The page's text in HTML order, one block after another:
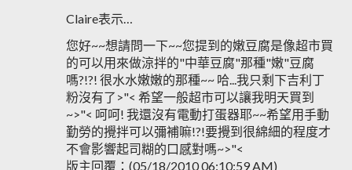
Claire表示…
您好~~想請問一下~~您提到的嫩豆腐是像超市買
的可以用來做涼拌的"中華豆腐"那種"嫩"豆腐
嗎?!?! 很水水嫩嫩的那種~~ 哈...我只剩下吉利丁
粉沒有了>"< 希望一般超市可以讓我明天買到
~>"< 呵呵! 我還沒有電動打蛋器耶~~希望用手動
勤勞的攪拌可以彌補嘛!?!要攪到很綿細的程度才
不會影響起司糊的口感對嗎~>"<
版主回覆：(05/18/2010 06:10:59 AM)